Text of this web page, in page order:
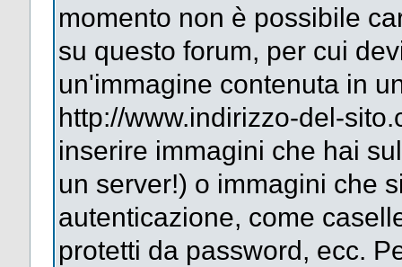
momento non è possibile
su questo forum, per cui
un'immagine contenuta in
http://www.indirizzo-del-
inserire immagini che hai
un server!) o immagini che
autenticazione, come
protetti da password, ecc.